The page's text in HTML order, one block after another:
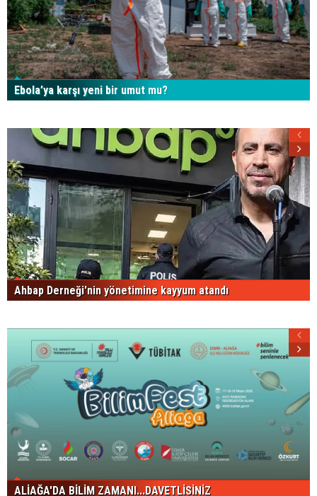
Ebola’ya karşı yeni bir umut mu?
Ahbap Derneği'nin yönetimine kayyum atandı
ALİAĞA'DA BİLİM ZAMANI...DAVETLİSİNİZ